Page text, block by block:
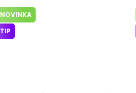
NOVINKA
TIP